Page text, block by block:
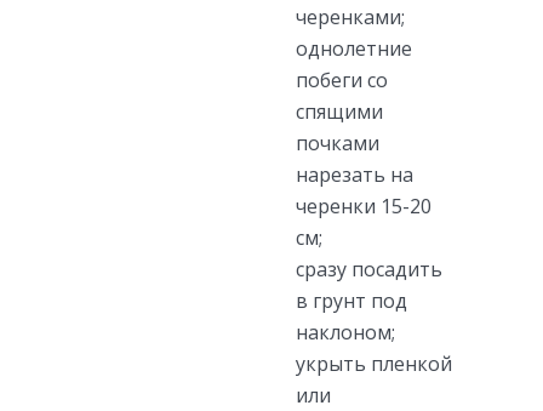
черенками;
однолетние
побеги со
спящими
почками
нарезать на
черенки 15-20
см;
сразу посадить
в грунт под
наклоном;
укрыть пленкой
или